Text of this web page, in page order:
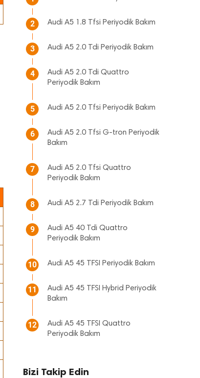
2 Audi A5 1.8 Tfsi Periyodik Bakım
3 Audi A5 2.0 Tdi Periyodik Bakım
4
Audi A5 2.0 Tdi Quattro
Periyodik Bakım
5 Audi A5 2.0 Tfsi Periyodik Bakım
6
Audi A5 2.0 Tfsi G-tron Periyodik
Bakım
7
Audi A5 2.0 Tfsi Quattro
Periyodik Bakım
8 Audi A5 2.7 Tdi Periyodik Bakım
9
Audi A5 40 Tdi Quattro
Periyodik Bakım
10 Audi A5 45 TFSI Periyodik Bakım
11
Audi A5 45 TFSI Hybrid Periyodik
Bakım
12
Audi A5 45 TFSI Quattro
Periyodik Bakım
Bizi Takip Edin